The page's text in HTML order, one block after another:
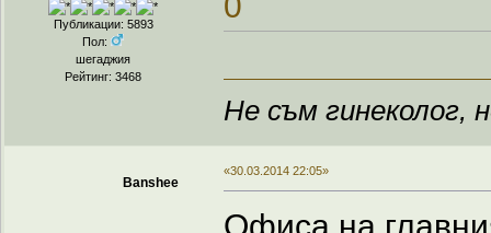
Публикации: 5893
Пол:
шегаджия
Рейтинг: 3468
Не съм гинеколог,
Banshee
«30.03.2014 22:05»